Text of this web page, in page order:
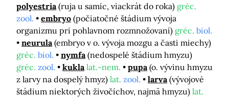
polyestria (ruja u samíc, viackrát do roka) gréc.
zool.
embryo (počiatočné štádium vývoja
organizmu pri pohlavnom rozmnožovaní) gréc. biol.
neurula (embryo v o. vývoja mozgu a časti miechy)
gréc. biol. nymfa (nedospelé štádium hmyzu)
gréc. zool. kukla lat.-nem. pupa (o. vývinu hmyzu
z larvy na dospelý hmyz) lat. zool. larva (vývojové
štádium niektorých živočíchov, najmä hmyzu) lat.